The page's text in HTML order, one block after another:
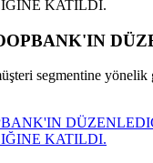
segmentine
KATILDI.